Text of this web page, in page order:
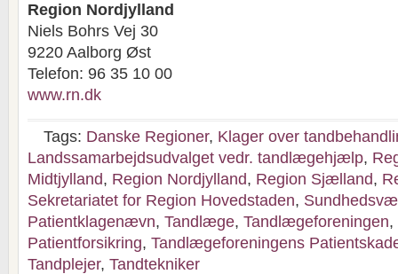
Region Nordjylland
Niels Bohrs Vej 30
9220 Aalborg Øst
Telefon: 96 35 10 00
www.rn.dk
Tags: Danske Regioner, Klager over
Landssamarbejdsudvalget vedr. tandlægehjælp,
Midtjylland, Region Nordjylland, Region Sjælland,
Sekretariatet for Region Hovedstaden,
Patientklagenævn, Tandlæge, Tandlægeforeningen,
Patientforsikring, Tandlægeforeningens
Tandplejer, Tandtekniker